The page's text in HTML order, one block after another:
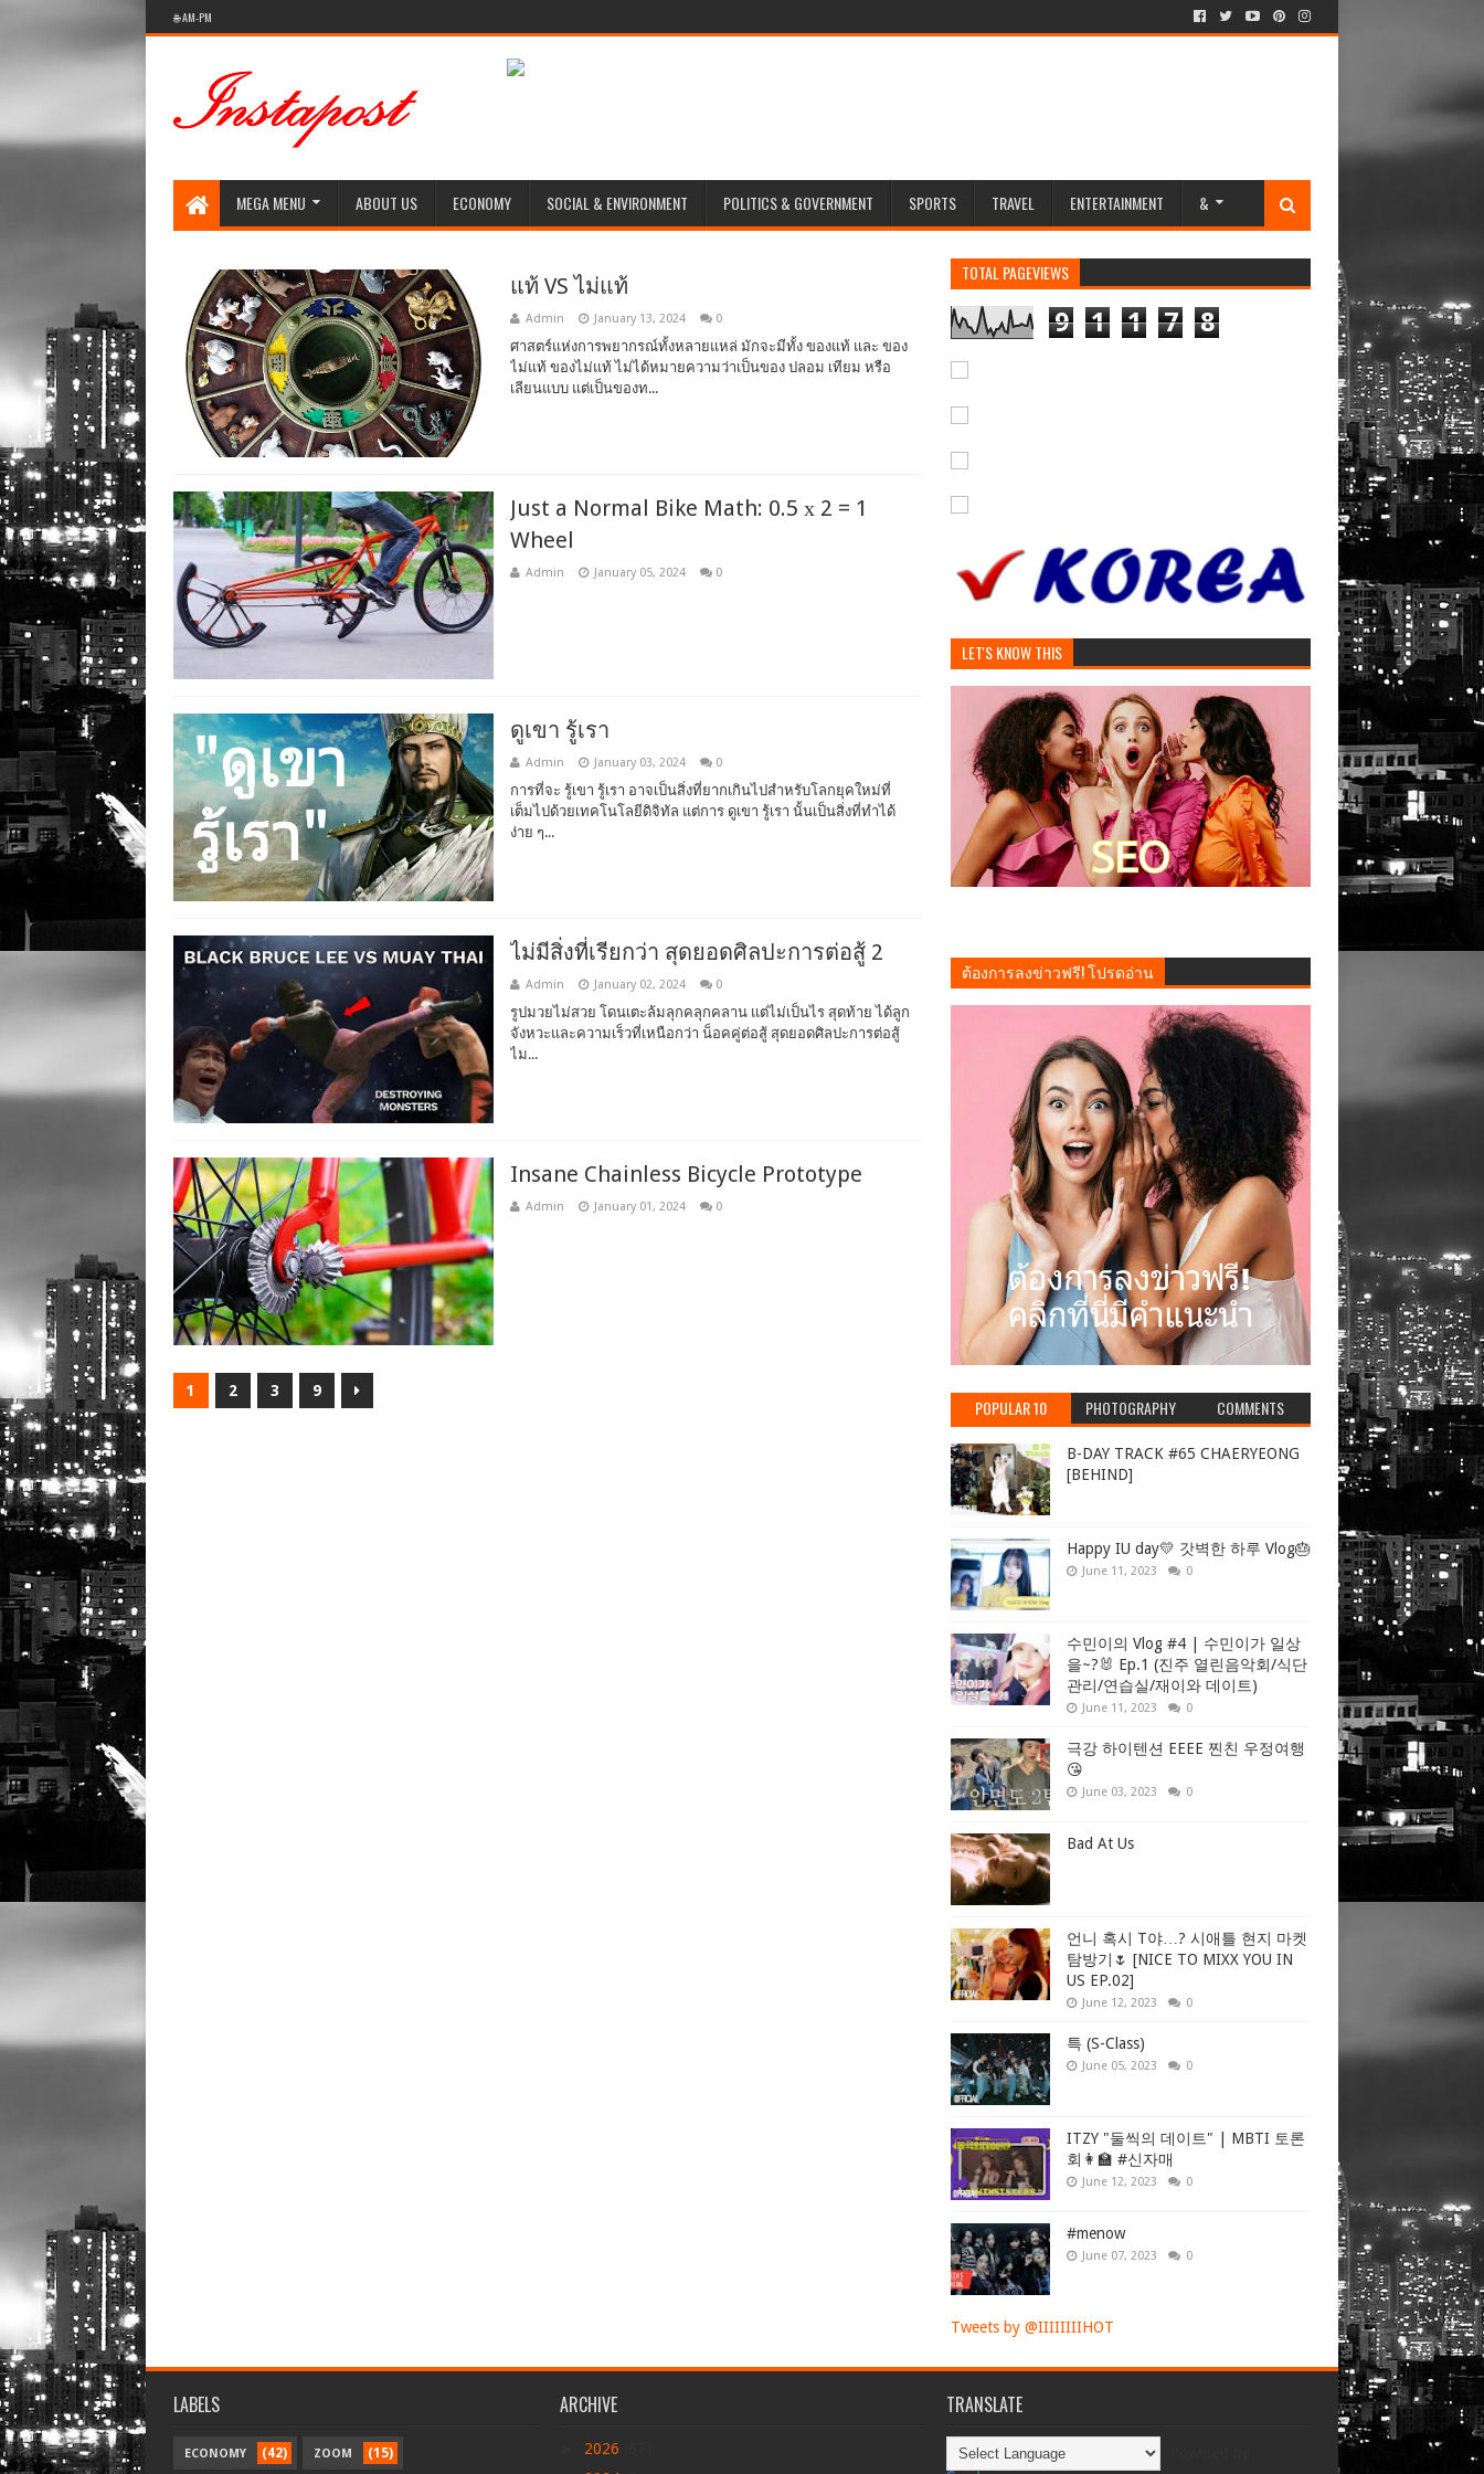
🌐 AM-PM
MEGA MENU ABOUT US ECONOMY SOCIAL & ENVIRONMENT POLITICS & GOVERNMENT SPORTS TRAVEL ENTERTAINMENT &
แท้ VS ไม่แท้
Admin January 13, 2024 0
ศาสตร์แห่งการพยากรณ์ทั้งหลายแหล่ มักจะมีทั้ง ของแท้ และ ของ
ไม่แท้ ของไม่แท้ ไม่ได้หมายความว่าเป็นของ ปลอม เทียม หรือ
เลียนแบบ แต่เป็นของท...
Just a Normal Bike Math: 0.5 х 2 = 1
Wheel
Admin January 05, 2024 0
ดูเขา รู้เรา
Admin January 03, 2024 0
การที่จะ รู้เขา รู้เรา อาจเป็นสิ่งที่ยากเกินไปสำหรับโลกยุคใหม่ที่
เต็มไปด้วยเทคโนโลยีดิจิทัล แต่การ ดูเขา รู้เรา นั้นเป็นสิ่งที่ทำได้
ง่าย ๆ...
ไม่มีสิ่งที่เรียกว่า สุดยอดศิลปะการต่อสู้ 2
Admin January 02, 2024 0
รูปมวยไม่สวย โดนเตะล้มลุกคลุกคลาน แต่ไม่เป็นไร สุดท้าย ได้ลูก
จังหวะและความเร็วที่เหนือกว่า น็อคคู่ต่อสู้ สุดยอดศิลปะการต่อสู้
ไม...
Insane Chainless Bicycle Prototype
Admin January 01, 2024 0
1 2 3 9
TOTAL PAGEVIEWS
9 1 1 7 8
LET'S KNOW THIS
ต้องการลงข่าวฟรี! โปรดอ่าน
POPULAR 10 PHOTOGRAPHY COMMENTS
B-DAY TRACK #65 CHAERYEONG
[BEHIND]
Happy IU day💛 갓벽한 하루 Vlog🎂
June 11, 2023 0
수민이의 Vlog #4 | 수민이가 일상
을~?🐰 Ep.1 (진주 열린음악회/식단
관리/연습실/재이와 데이트)
June 11, 2023 0
극강 하이텐션 EEEE 찐친 우정여행
😘
June 03, 2023 0
Bad At Us
언니 혹시 T야…? 시애틀 현지 마켓
탐방기🌷 [NICE TO MIXX YOU IN
US EP.02]
June 12, 2023 0
특 (S-Class)
June 05, 2023 0
ITZY "둘씩의 데이트" | MBTI 토론
회👩‍🏫 #신자매
June 12, 2023 0
#menow
June 07, 2023 0
Tweets by @IIIIIIIIHOT
LABELS
ECONOMY (42) ZOOM (15)
ARCHIVE
2026
TRANSLATE